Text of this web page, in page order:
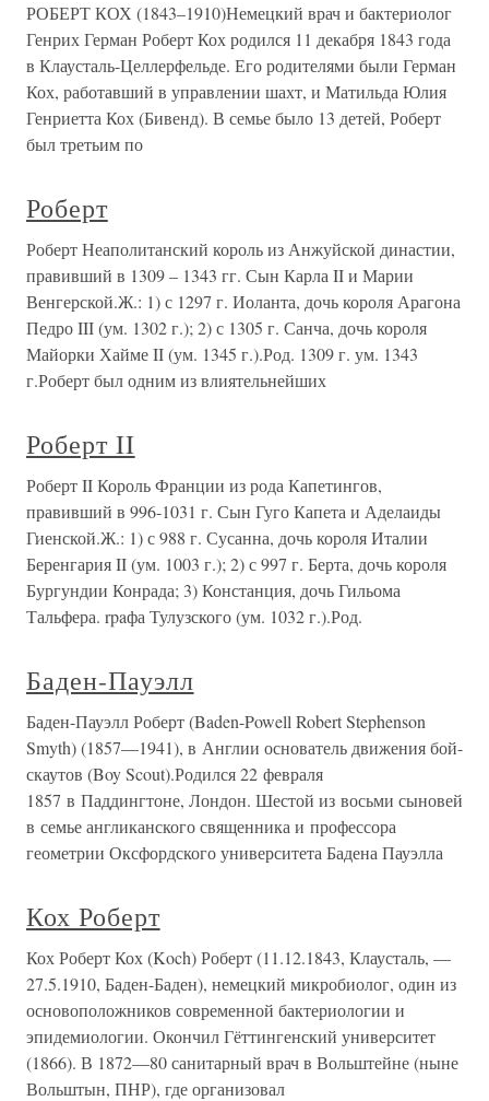
РОБЕРТ КОХ (1843–1910)Немецкий врач и бактериолог
Генрих Герман Роберт Кох родился 11 декабря 1843 года
в Клаусталь-Целлерфельде. Его родителями были Герман
Кох, работавший в управлении шахт, и Матильда Юлия
Генриетта Кох (Бивенд). В семье было 13 детей, Роберт
был третьим по
Роберт
Роберт Неаполитанский король из Анжуйской династии,
правивший в 1309 – 1343 гг. Сын Карла II и Марии
Венгерской.Ж.: 1) с 1297 г. Иоланта, дочь короля Арагона
Педро III (ум. 1302 г.); 2) с 1305 г. Санча, дочь короля
Майорки Хайме II (ум. 1345 г.).Род. 1309 г. ум. 1343
г.Роберт был одним из влиятельнейших
Роберт II
Роберт II Король Франции из рода Капетингов,
правивший в 996-1031 г. Сын Гуго Капета и Аделаиды
Гиенской.Ж.: 1) с 988 г. Сусанна, дочь короля Италии
Беренгария II (ум. 1003 г.); 2) с 997 г. Берта, дочь короля
Бургундии Конрада; 3) Констанция, дочь Гильома
Тальфера. rpaфа Тулузского (ум. 1032 г.).Род.
Баден-Пауэлл
Баден-Пауэлл Роберт (Baden-Powell Robert Stephenson
Smyth) (1857—1941), в Англии основатель движения бой-
скаутов (Boy Scout).Родился 22 февраля
1857 в Паддингтоне, Лондон. Шестой из восьми сыновей
в семье англиканского священника и профессора
геометрии Оксфордского университета Бадена Пауэлла
Кох Роберт
Кох Роберт Кох (Koch) Роберт (11.12.1843, Клаусталь, —
27.5.1910, Баден-Баден), немецкий микробиолог, один из
основоположников современной бактериологии и
эпидемиологии. Окончил Гёттингенский университет
(1866). В 1872—80 санитарный врач в Вольштейне (ныне
Вольштын, ПНР), где организовал